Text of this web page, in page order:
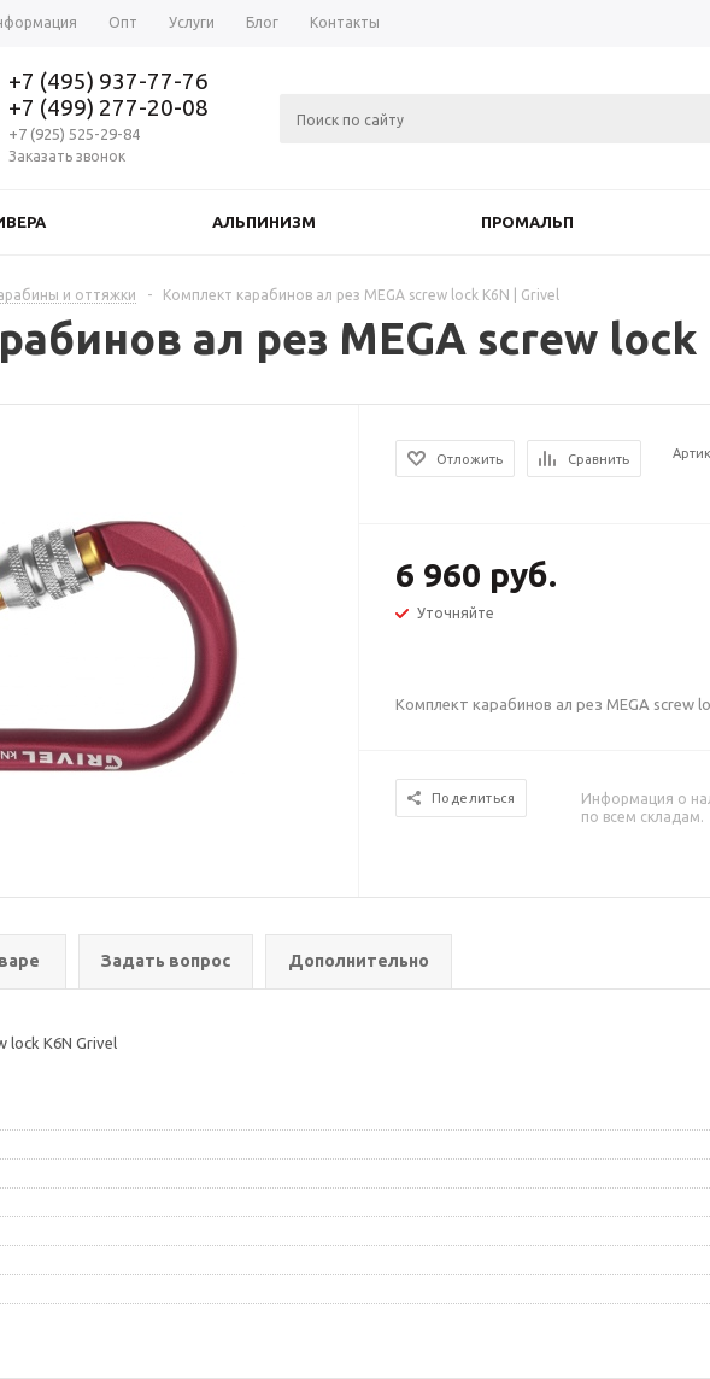
Опт Услуги Блог Контакты
+7 (495) 937-77-76
+7 (499) 277-20-08
+7 (925) 525-29-84
Заказать звонок
АЛЬПИНИЗМ ПРОМАЛЬП
и оттяжки - Комплект карабинов ал рез MEGA screw lock K6N | Grivel
ал рез MEGA screw lock
Отложить Сравнить
6 960 руб.
Уточняйте
Комплект карабинов ал рез MEGA screw
Поделиться
Информация о
по всем складам.
Задать вопрос Дополнительно
lock K6N Grivel